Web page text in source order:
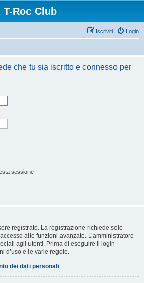
T-Roc Club
Login
Iscriviti
che tu sia iscritto e connesso per
sessione
registrato. La registrazione richiede solo
alle funzioni avanzate. L’amministratore
agli utenti. Prima di eseguire il login
d’uso e le varie regole.
dei dati personali